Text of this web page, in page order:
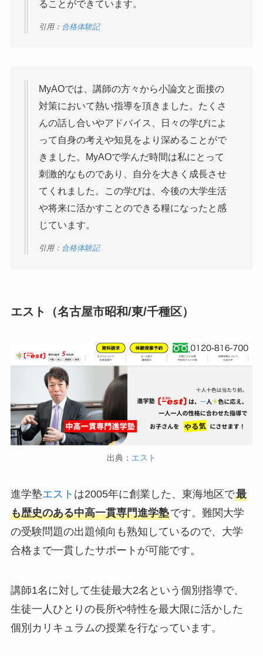
ることができています。
引用： 合格体験記
MyAOでは、講師の方々から小論文と面接の
対策において熱い指導を頂きました。たくさ
んの話し合いやアドバイス、日々の学びによ
って自身の考えや知見をより深めることがで
きました。MyAOで学んだ時間は私にとって
刺激的なものであり、自分を大きく成長させ
てくれました。この学びは、今後の大学生活
や将来に活かすことのできる糧になったと感
じています。
引用： 合格体験記
エスト（名古屋市昭和/東/千種区）
出典： エスト
進学塾エスト は2005年に創業した、東海地区で最
も歴史のある中高一貫専門進学塾です。難関大学
の受験問題の出題傾向も熟知しているので、大学
合格まで一貫したサポートが可能です。
講師1名に対して生徒最大2名という個別指導で、
生徒一人ひとりの長所や特性を最大限に活かした
個別カリキュラムの授業を行なっています。